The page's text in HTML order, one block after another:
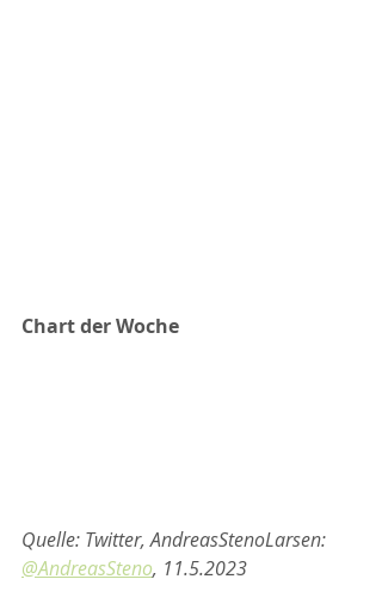
Chart der Woche
Quelle: Twitter, AndreasStenoLarsen:
@AndreasSteno, 11.5.2023